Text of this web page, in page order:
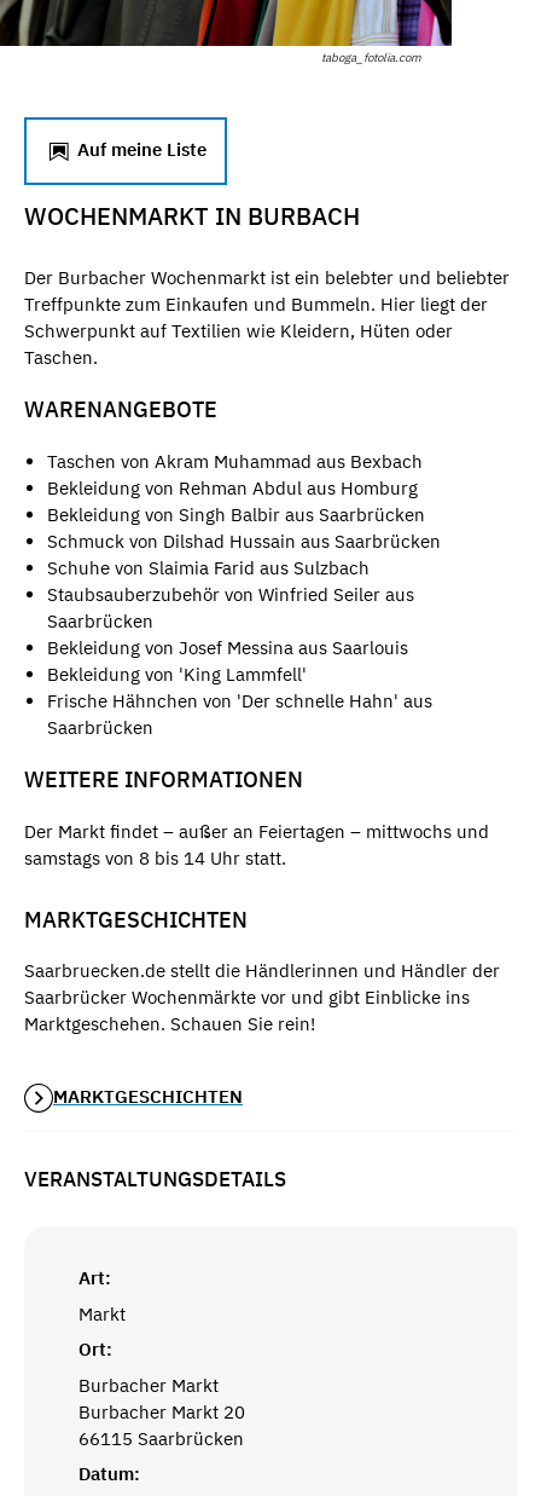
taboga_fotolia.com
Auf meine Liste
WOCHENMARKT IN BURBACH
Der Burbacher Wochenmarkt ist ein belebter und beliebter
Treffpunkte zum Einkaufen und Bummeln. Hier liegt der
Schwerpunkt auf Textilien wie Kleidern, Hüten oder
Taschen.
WARENANGEBOTE
Taschen von Akram Muhammad aus Bexbach
Bekleidung von Rehman Abdul aus Homburg
Bekleidung von Singh Balbir aus Saarbrücken
Schmuck von Dilshad Hussain aus Saarbrücken
Schuhe von Slaimia Farid aus Sulzbach
Staubsauberzubehör von Winfried Seiler aus
Saarbrücken
Bekleidung von Josef Messina aus Saarlouis
Bekleidung von 'King Lammfell'
Frische Hähnchen von 'Der schnelle Hahn' aus
Saarbrücken
WEITERE INFORMATIONEN
Der Markt findet – außer an Feiertagen – mittwochs und
samstags von 8 bis 14 Uhr statt.
MARKTGESCHICHTEN
Saarbruecken.de stellt die Händlerinnen und Händler der
Saarbrücker Wochenmärkte vor und gibt Einblicke ins
Marktgeschehen. Schauen Sie rein!
MARKTGESCHICHTEN
VERANSTALTUNGSDETAILS
Art:
Markt
Ort:
Burbacher Markt
Burbacher Markt 20
66115 Saarbrücken
Datum: